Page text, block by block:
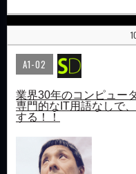
A1-02
業界30年のコンピュー
専門的なIT用語なしで
する！！